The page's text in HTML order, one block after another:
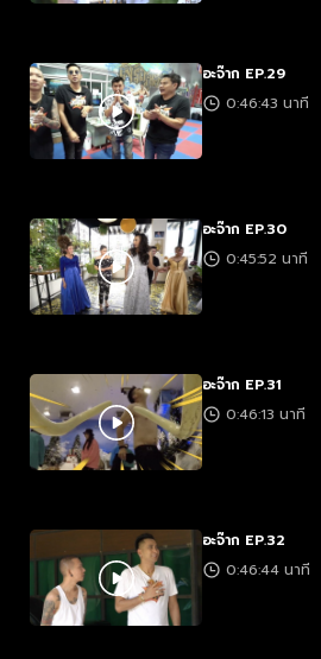
อะจ๊าก EP.29
0:46:43 นาที
อะจ๊าก EP.30
0:45:52 นาที
อะจ๊าก EP.31
0:46:13 นาที
อะจ๊าก EP.32
0:46:44 นาที